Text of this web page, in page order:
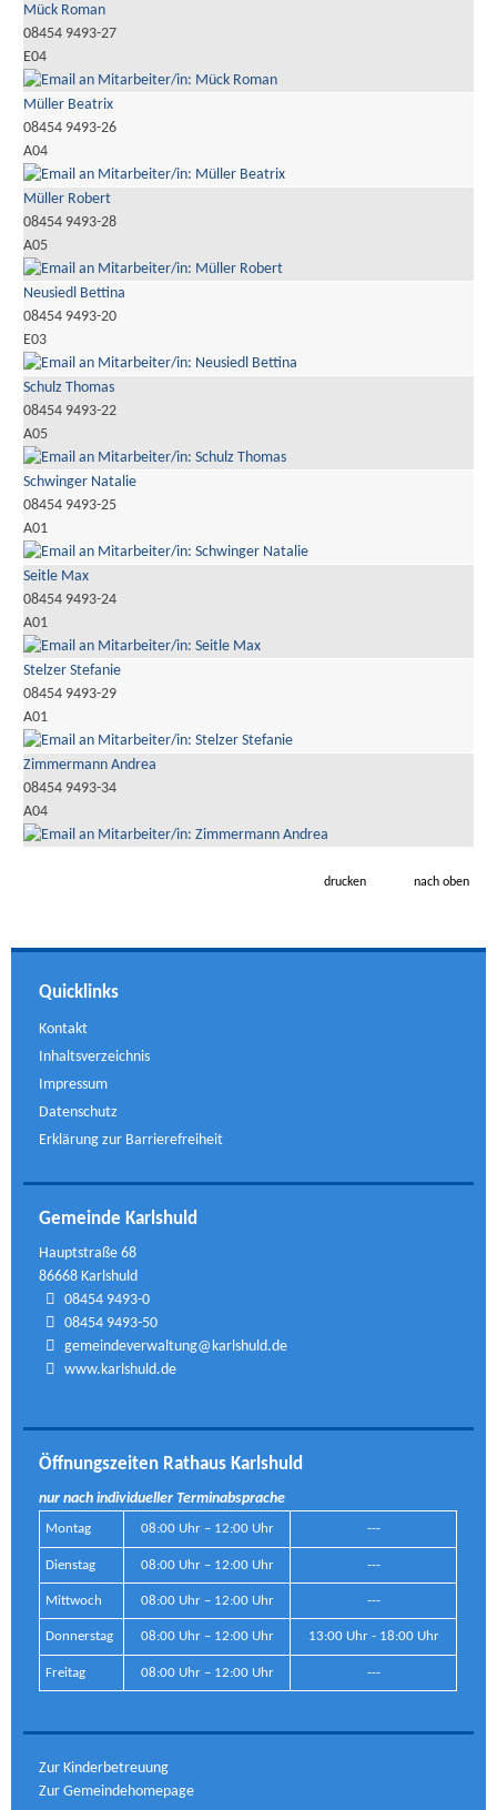
Mück Roman
08454 9493-27
E04
Müller Beatrix
08454 9493-26
A04
Müller Robert
08454 9493-28
A05
Neusiedl Bettina
08454 9493-20
E03
Schulz Thomas
08454 9493-22
A05
Schwinger Natalie
08454 9493-25
A01
Seitle Max
08454 9493-24
A01
Stelzer Stefanie
08454 9493-29
A01
Zimmermann Andrea
08454 9493-34
A04
drucken nach oben
Quicklinks
Kontakt
Inhaltsverzeichnis
Impressum
Datenschutz
Erklärung zur Barrierefreiheit
Gemeinde Karlshuld
Hauptstraße 68
86668 Karlshuld
08454 9493-0
08454 9493-50
gemeindeverwaltung@karlshuld.de
www.karlshuld.de
Öffnungszeiten Rathaus Karlshuld
nur nach individueller Terminabsprache
Montag 08:00 Uhr – 12:00 Uhr ---
Dienstag 08:00 Uhr – 12:00 Uhr ---
Mittwoch 08:00 Uhr – 12:00 Uhr ---
Donnerstag 08:00 Uhr – 12:00 Uhr 13:00 Uhr - 18:00 Uhr
Freitag 08:00 Uhr – 12:00 Uhr ---
Zur Kinderbetreuung
Zur Gemeindehomepage